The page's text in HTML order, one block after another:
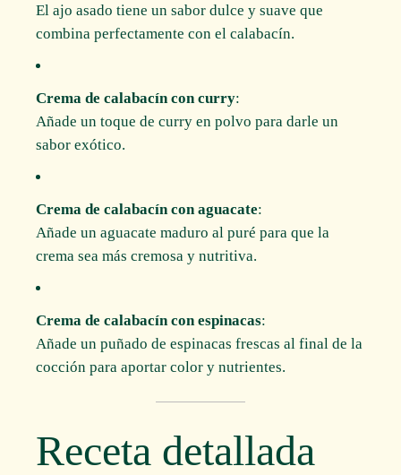
El ajo asado tiene un sabor dulce y suave que
combina perfectamente con el calabacín.
Crema de calabacín con curry:
Añade un toque de curry en polvo para darle un
sabor exótico.
Crema de calabacín con aguacate:
Añade un aguacate maduro al puré para que la
crema sea más cremosa y nutritiva.
Crema de calabacín con espinacas:
Añade un puñado de espinacas frescas al final de la
cocción para aportar color y nutrientes.
Receta detallada